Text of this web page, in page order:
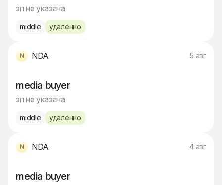
зп не указана
middle удалённо
NDA 5 авг
media buyer
зп не указана
middle удалённо
NDA 4 авг
media buyer